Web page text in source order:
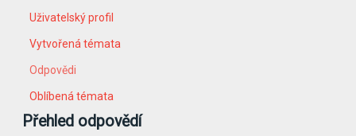
Uživatelský profil
Vytvořená témata
Odpovědi
Oblíbená témata
Přehled odpovědí